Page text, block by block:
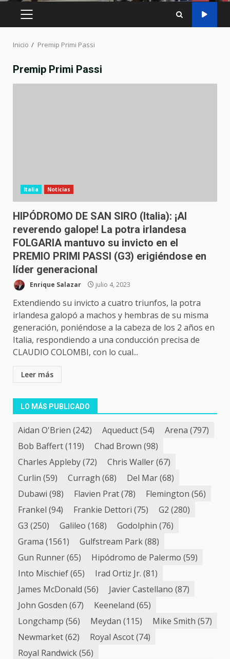
MENÚ
Inicio Premip Primi Passi
Premip Primi Passi
Italia Noticias
HIPÓDROMO DE SAN SIRO (Italia): ¡Al
reverendo galope! La potra irlandesa
FOLGARIA mantuvo su invicto en el
PREMIO PRIMI PASSI (G3) erigiéndose en
líder generacional
Enrique Salazar julio 4, 2023
Extendiendo su invicto a cuatro triunfos, la potra
irlandesa galopó a machos y hembras de su misma
generación, poniéndose a la cabeza de los 2 años en
Italia, respondiendo a una conducción precisa de
CLAUDIO COLOMBI, con lo cual...
Leer más
LO MÁS PUBLICADO
Aidan O'Brien (242) Aqueduct(54) Arena (797)
Bob Baffert(119) Chad Brown (98)
Charles Appleby(72) Chris Waller(67)
Curlin (59) Curragh (68) Del Mar(68)
Dubawi (98) Flavien Prat(78) Flemington (56)
Frankel (94) Frankie Dettori (75) G2 (280)
G3 (250) Galileo (168) Godolphin (76)
Grama (1561) Gulfstream Park(88)
Gun Runner(65) Hipódromo de Palermo (59)
Into Mischief(65) Irad Ortiz Jr. (81)
James McDonald (56) Javier Castellano (87)
John Gosden (67) Keeneland (65)
Longchamp (56) Meydan (115) Mike Smith (57)
Newmarket(62) Royal Ascot(74)
Royal Randwick(56)